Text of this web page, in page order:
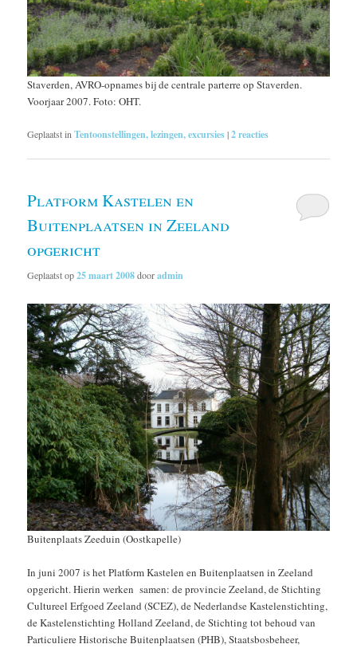
Staverden, AVRO-opnames bij de centrale parterre op Staverden.
Voorjaar 2007. Foto: OHT.
Geplaatst in Tentoonstellingen, lezingen, excursies|2reacties
Platform Kastelen en
Buitenplaatsen in Zeeland
opgericht
Geplaatst op25 maart 2008dooradmin
Buitenplaats Zeeduin (Oostkapelle)
In juni 2007 is het Platform Kastelen en Buitenplaatsen in Zeeland
opgericht. Hierin werken samen: de provincie Zeeland, de Stichting
Cultureel Erfgoed Zeeland (SCEZ), de Nederlandse Kastelenstichting,
de Kastelenstichting Holland Zeeland, de Stichting tot behoud van
Particuliere Historische Buitenplaatsen (PHB), Staatsbosbeheer,